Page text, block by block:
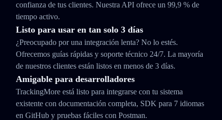
confianza de tus clientes. Nuestra API ofrece un 99,9 % de
tiempo activo.
Listo para usar en tan solo 3 días
¿Preocupado por una integración lenta? No lo estés.
Ofrecemos guías rápidas y soporte técnico 24/7. La mayoría
de nuestros clientes están listos en menos de 3 días.
Amigable para desarrolladores
TrackingMore está listo para integrarse con tu sistema
existente con documentación completa, SDK para 7 idiomas
en GitHub y pruebas fáciles con Postman.